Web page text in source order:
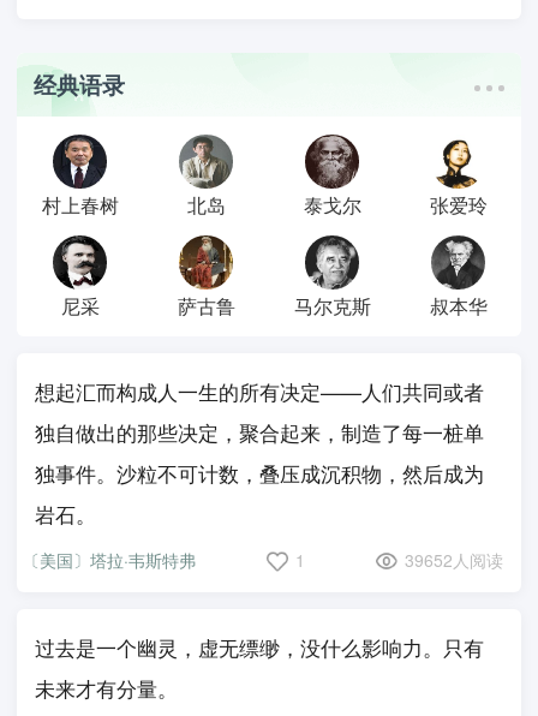
经典语录
村上春树 北岛 泰戈尔 张爱玲
尼采 萨古鲁 马尔克斯 叔本华
想起汇而构成人一生的所有决定——人们共同或者
独自做出的那些决定，聚合起来，制造了每一桩单
独事件。沙粒不可计数，叠压成沉积物，然后成为
岩石。
〔美国〕塔拉·韦斯特弗 1 39652人阅读
过去是一个幽灵，虚无缥缈，没什么影响力。只有
未来才有分量。